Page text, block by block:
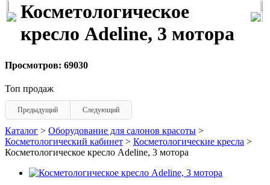
Косметологическое
кресло Adeline, 3 мотора
Просмотров: 69030
Топ продаж
Предыдущий Следующий
Каталог > Оборудование для салонов красоты >
Косметологический кабинет > Косметологические кресла >
Косметологическое кресло Adeline, 3 мотора